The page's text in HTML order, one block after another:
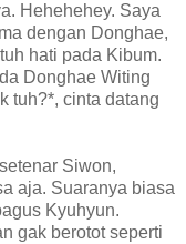
Hehehehey. Saya
dengan Donghae,
hati pada Kibum.
Donghae Witing
tuh?*, cinta datang
Siwon,
aja. Suaranya biasa
Kyuhyun.
gak berotot seperti